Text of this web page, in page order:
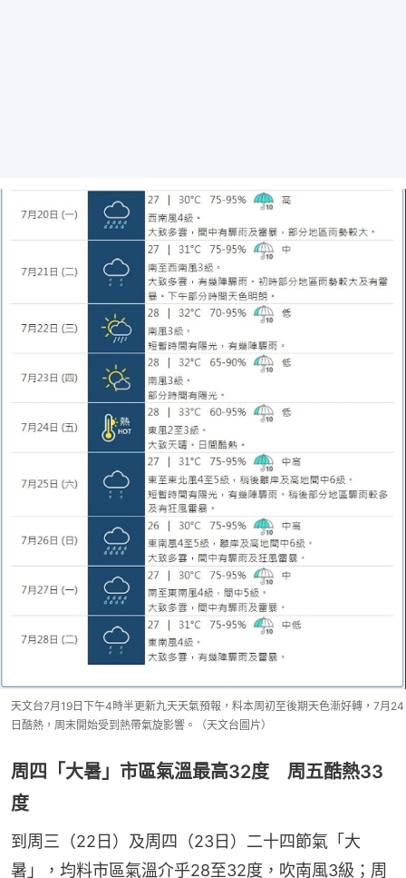
天文台7月19日下午4時半更新九天天氣預報，料本周初至後期天色漸好轉，7月24
日酷熱，周末開始受到熱帶氣旋影響。（天文台圖片）
周四「大暑」市區氣溫最高32度 周五酷熱33
度
到周三（22日）及周四（23日）二十四節氣「大
暑」，均料市區氣溫介乎28至32度，吹南風3級；周